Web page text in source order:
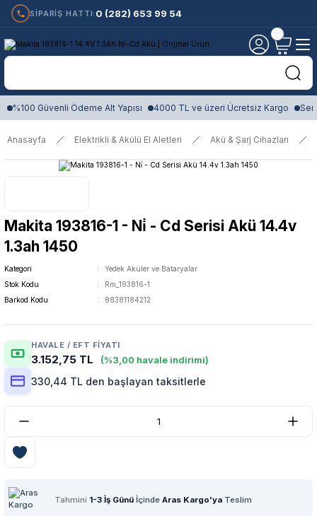
SİPARİŞ HATTI: 0 (282) 653 99 54
%100 Güvenli Ödeme Alt Yapısı 4000 TL ve üzeri Ücretsiz Kargo
Anasayfa Elektrikli & Akülü El Aletleri Akü & Şarj Cihazları
Makita 193816-1 - Ni̇ - Cd Serisi Akü 14.4v
1.3ah 1450
Kategori
Yedek Aküler ve Bataryalar
Stok Kodu
Rm_193816-1
Barkod Kodu
88381184212
HAVALE / EFT FIYATI
3.152,75 TL (%3,00 havale indirimi)
330,44 TL den başlayan taksitlerle
Tahmini 1-3 İş Günü İçinde Aras Kargo'ya Teslim